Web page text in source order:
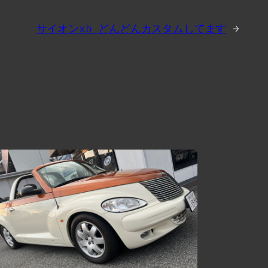
サイオンxb どんどんカスタムしてます →